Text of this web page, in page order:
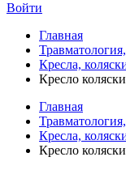
Войти
Главная
Кресла,
Кресло коляски
Главная
Кресла,
Кресло коляски